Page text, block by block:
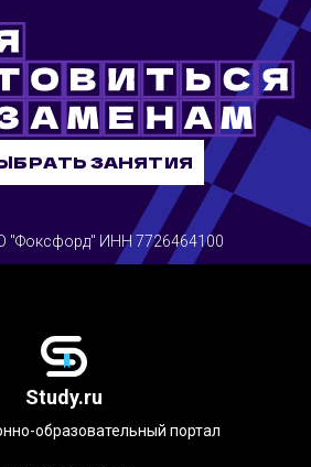
ЗАНЯТИЯ
"Фоксфорд" ИНН 7726464100
Study.ru
образовательный портал